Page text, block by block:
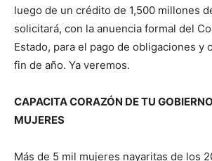
luego de un crédito de 1,500 millones
solicitará, con la anuencia formal del
Estado, para el pago de obligaciones y
fin de año. Ya veremos.
CAPACITA CORAZÓN DE TU
MUJERES
Más de 5 mil mujeres nayaritas de los